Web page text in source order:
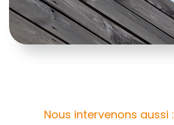
Nous intervenons aussi :